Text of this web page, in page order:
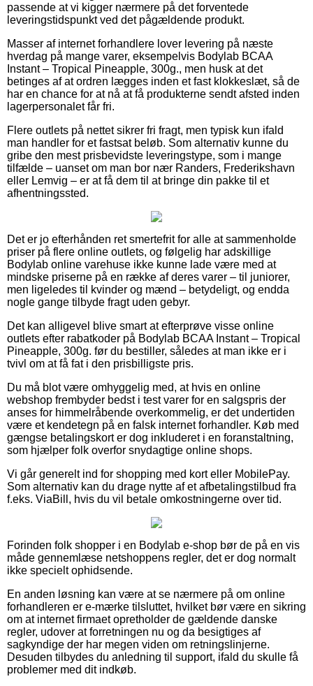
passende at vi kigger nærmere på det forventede
leveringstidspunkt ved det pågældende produkt.
Masser af internet forhandlere lover levering på næste
hverdag på mange varer, eksempelvis Bodylab BCAA
Instant – Tropical Pineapple, 300g., men husk at det
betinges af at ordren lægges inden et fast klokkeslæt, så de
har en chance for at nå at få produkterne sendt afsted inden
lagerpersonalet får fri.
Flere outlets på nettet sikrer fri fragt, men typisk kun ifald
man handler for et fastsat beløb. Som alternativ kunne du
gribe den mest prisbevidste leveringstype, som i mange
tilfælde – uanset om man bor nær Randers, Frederikshavn
eller Lemvig – er at få dem til at bringe din pakke til et
afhentningssted.
Det er jo efterhånden ret smertefrit for alle at sammenholde
priser på flere online outlets, og følgelig har adskillige
Bodylab online varehuse ikke kunne lade være med at
mindske priserne på en række af deres varer – til juniorer,
men ligeledes til kvinder og mænd – betydeligt, og endda
nogle gange tilbyde fragt uden gebyr.
Det kan alligevel blive smart at efterprøve visse online
outlets efter rabatkoder på Bodylab BCAA Instant – Tropical
Pineapple, 300g. før du bestiller, således at man ikke er i
tvivl om at få fat i den prisbilligste pris.
Du må blot være omhyggelig med, at hvis en online
webshop frembyder bedst i test varer for en salgspris der
anses for himmelråbende overkommelig, er det undertiden
være et kendetegn på en falsk internet forhandler. Køb med
gængse betalingskort er dog inkluderet i en foranstaltning,
som hjælper folk overfor snydagtige online shops.
Vi går generelt ind for shopping med kort eller MobilePay.
Som alternativ kan du drage nytte af et afbetalingstilbud fra
f.eks. ViaBill, hvis du vil betale omkostningerne over tid.
Forinden folk shopper i en Bodylab e-shop bør de på en vis
måde gennemlæse netshoppens regler, det er dog normalt
ikke specielt ophidsende.
En anden løsning kan være at se nærmere på om online
forhandleren er e-mærke tilsluttet, hvilket bør være en sikring
om at internet firmaet opretholder de gældende danske
regler, udover at forretningen nu og da besigtiges af
sagkyndige der har megen viden om retningslinjerne.
Desuden tilbydes du anledning til support, ifald du skulle få
problemer med dit indkøb.